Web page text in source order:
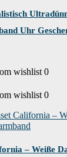
Uhr
wishlist 0
wishlist 0
– Weiße